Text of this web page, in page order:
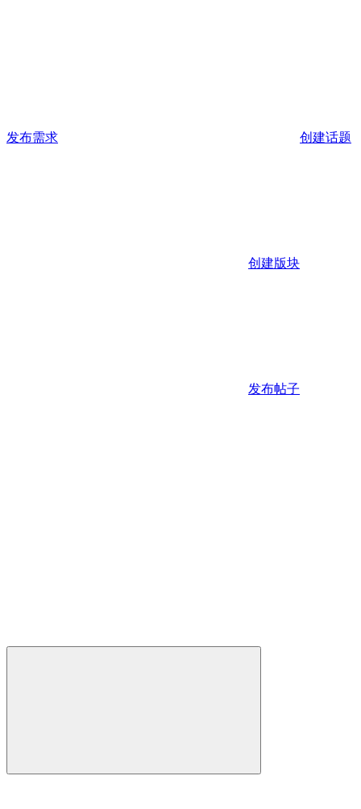
发布需求 创建话题
创建版块
发布帖子